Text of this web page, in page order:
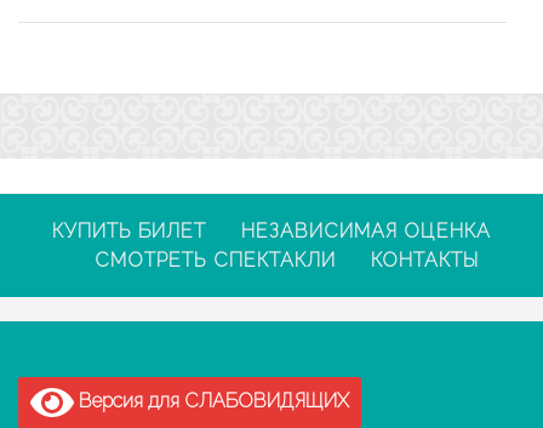
КУПИТЬ БИЛЕТ
НЕЗАВИСИМАЯ ОЦЕНКА
СМОТРЕТЬ СПЕКТАКЛИ
КОНТАКТЫ
Версия для СЛАБОВИДЯЩИХ